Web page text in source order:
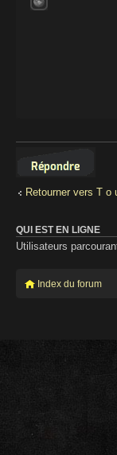
Retourner vers T
QUI EST EN LIGNE
Utilisateurs
Index du forum